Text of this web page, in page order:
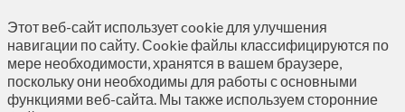
Этот веб-сайт использует cookie для улучшения
навигации по сайту. Сookie файлы классифицируются по
мере необходимости, хранятся в вашем браузере,
поскольку они необходимы для работы с основными
функциями веб-сайта. Мы также используем сторонние